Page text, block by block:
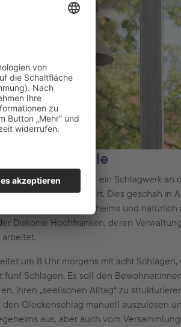
Ort der Stille
Hof hat im Jahr 2013 ein Schlagwerk an
am Stillen Ort installiert. Dies geschah in
angrenzenden Pflegeheims und natürlich
Diakonie Hochfranken, deren
um 8 Uhr morgens mit acht Schlägen,
fünf Schlägen. Es soll den
ihren „seelischen Alltag“ zu
den Glockenschlag manuell auszulösen
aus, aber auch vom